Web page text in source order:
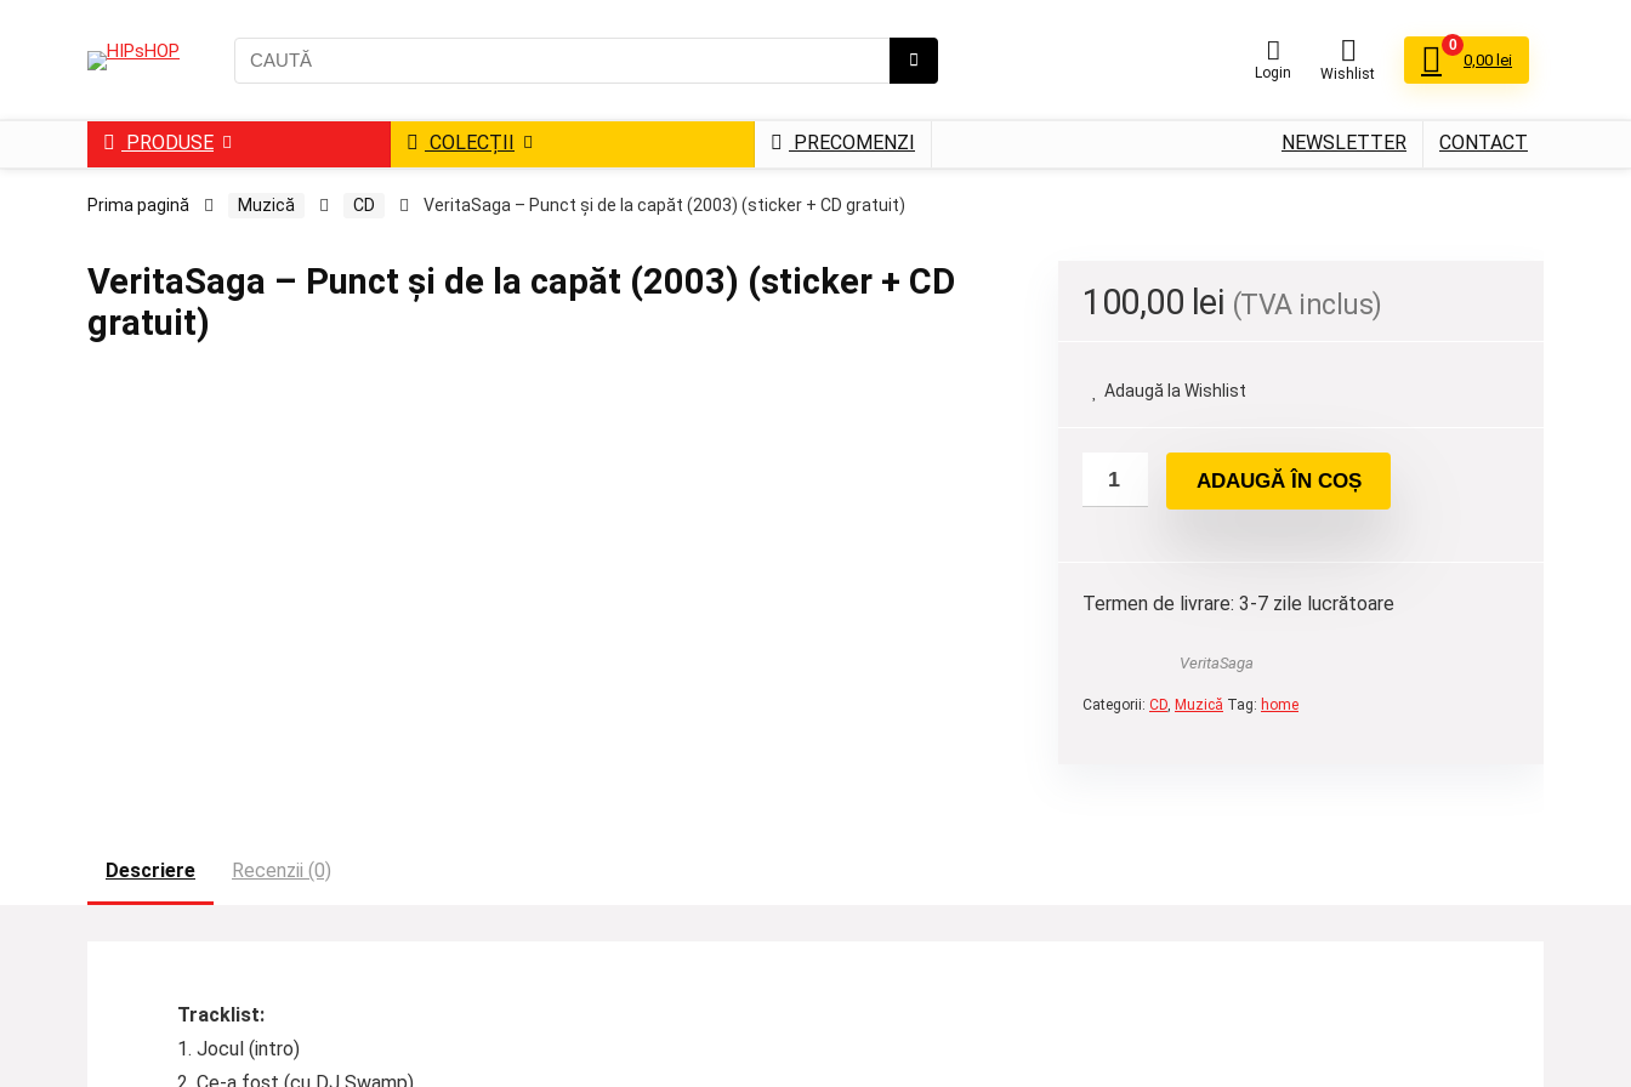
Login Wishlist
0
0,00 lei
PRODUSE COLECȚII PRECOMENZI NEWSLETTER CONTACT
Prima pagină Muzică CD VeritaSaga – Punct și de la capăt (2003) (sticker + CD gratuit)
VeritaSaga – Punct și de la capăt (2003) (sticker + CD
gratuit)
100,00 lei (TVA inclus)
Adaugă la Wishlist
ADAUGĂ ÎN COȘ
Termen de livrare: 3-7 zile lucrătoare
VeritaSaga
Categorii: CD, Muzică Tag: home
Descriere Recenzii (0)
Tracklist:
1. Jocul (intro)